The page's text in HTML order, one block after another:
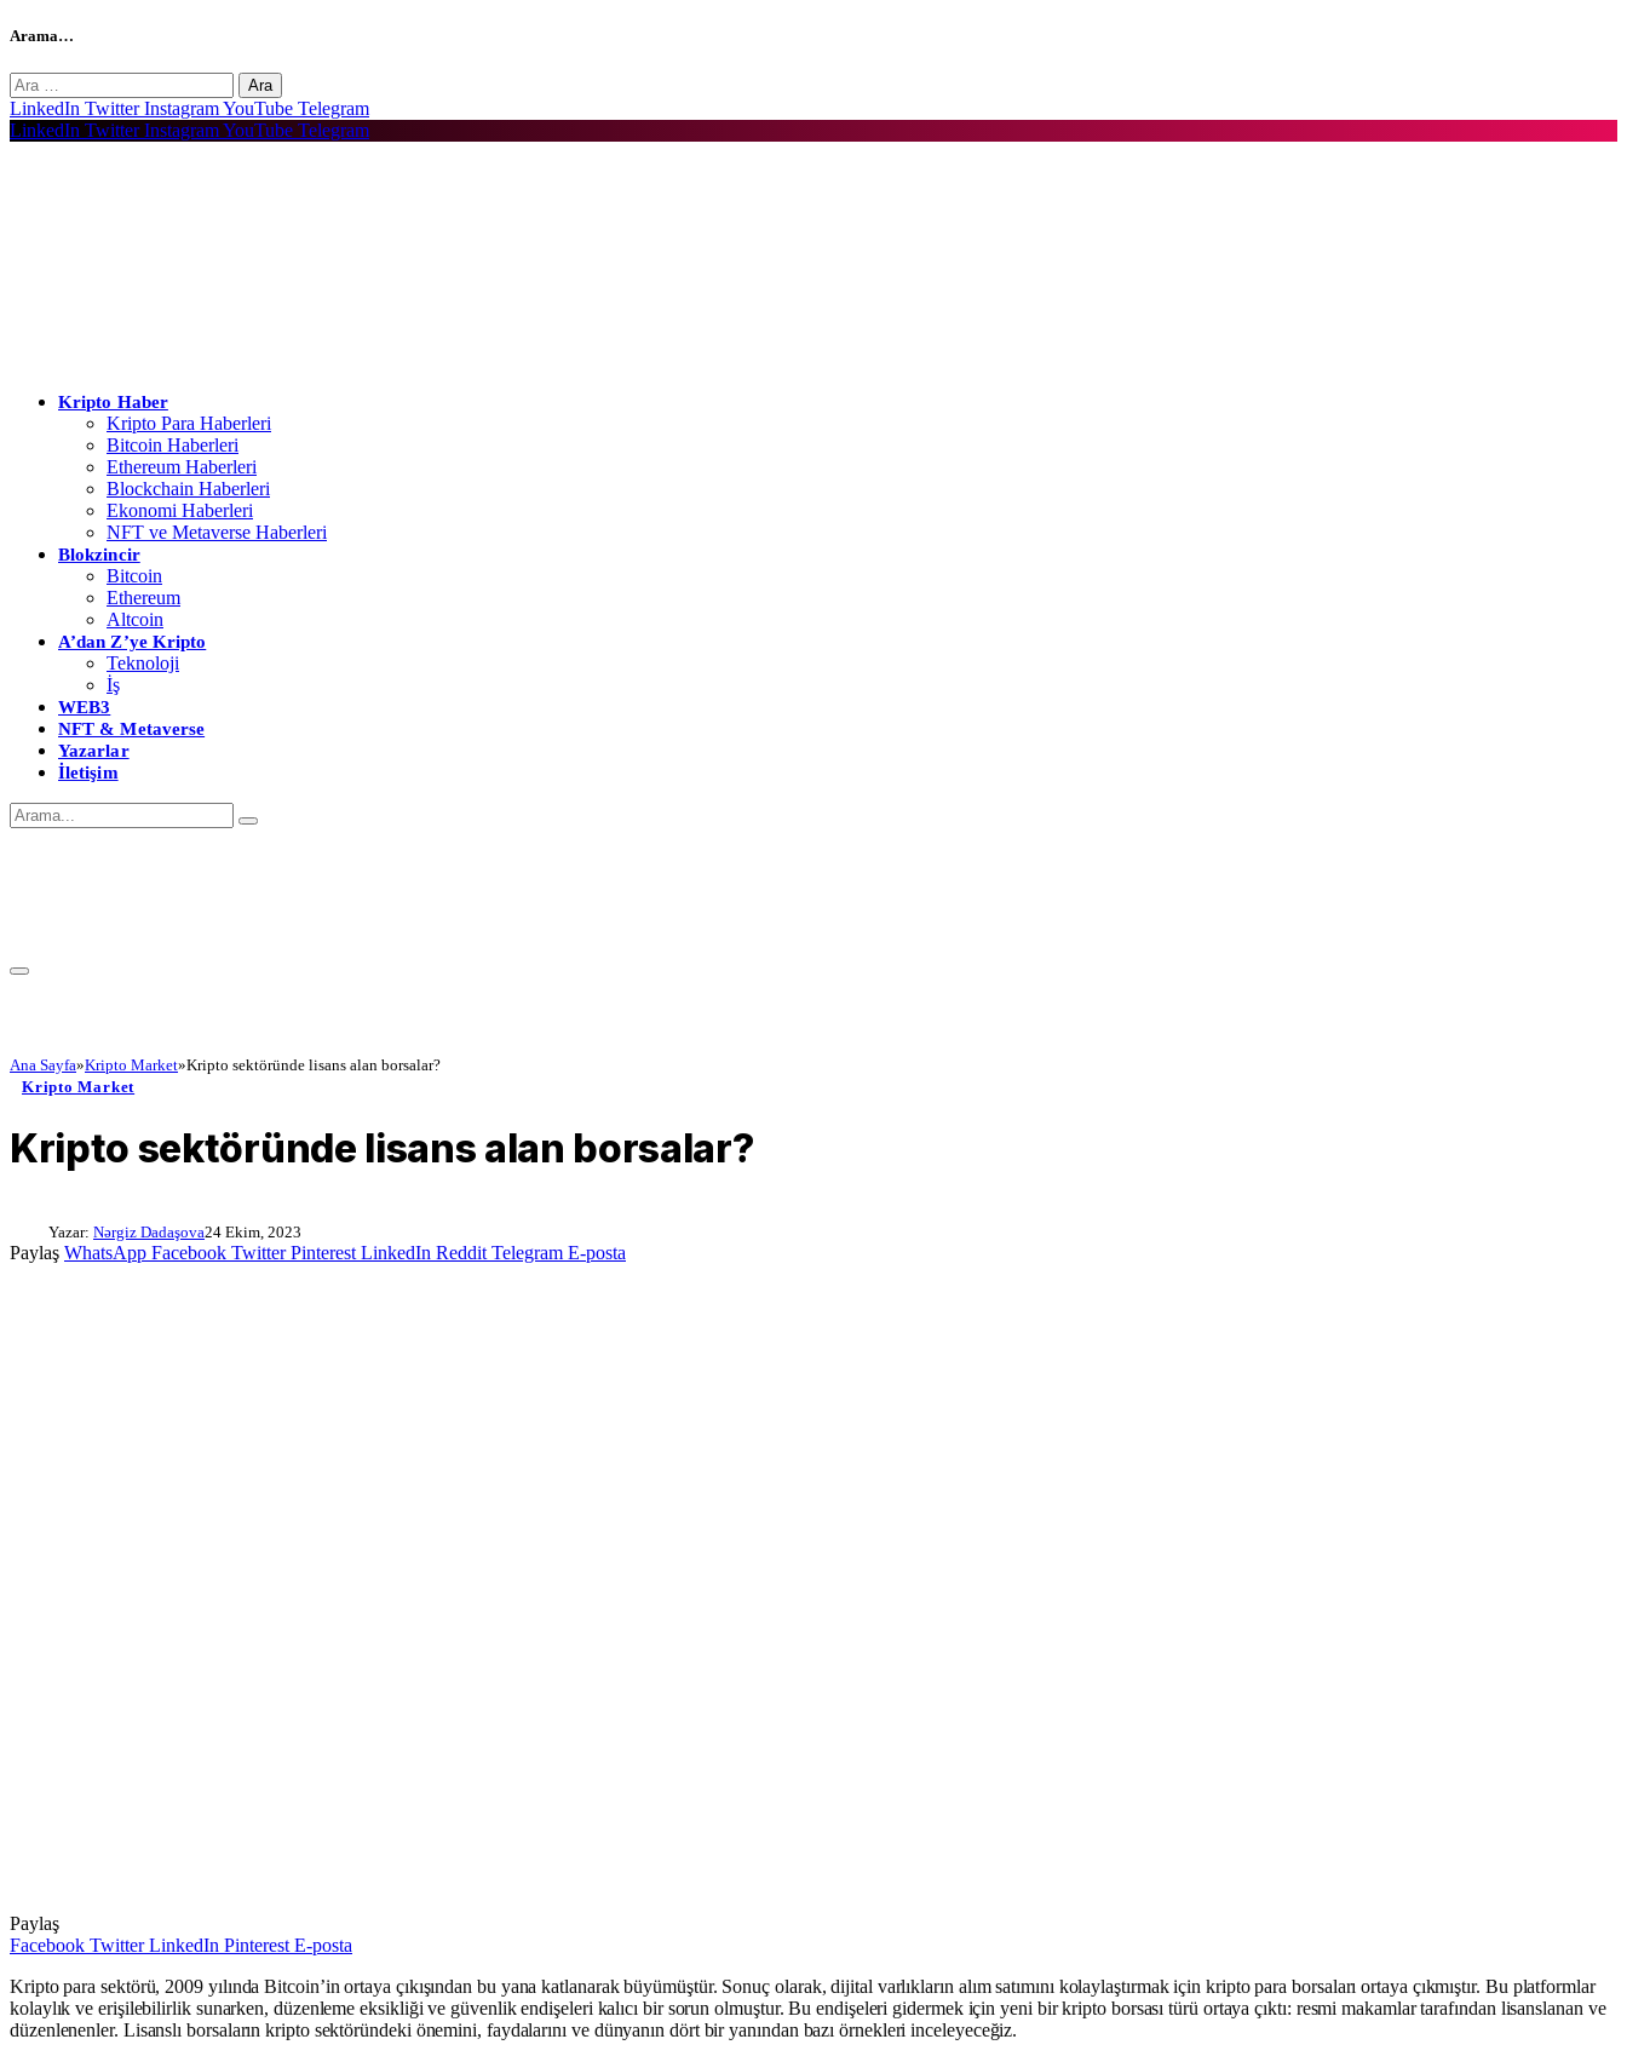
Arama…
Arama:
LinkedIn Twitter InstagramYouTube Telegram
LinkedIn Twitter InstagramYouTube Telegram
Kripto Haber
Kripto Para Haberleri
Bitcoin Haberleri
Ethereum Haberleri
Blockchain Haberleri
Ekonomi Haberleri
NFT ve Metaverse Haberleri
Blokzincir
Bitcoin
Ethereum
Altcoin
A’dan Z’ye Kripto
Teknoloji
İş
WEB3
NFT & Metaverse
Yazarlar
İletişim
Ana Sayfa»Kripto Market»Kripto sektöründe lisans alan borsalar?
Kripto Market
Kripto sektöründe lisans alan borsalar?
Yazar: Nərgiz Dadaşova24 Ekim, 2023
Paylaş WhatsApp Facebook Twitter Pinterest LinkedIn Reddit Telegram E-posta
Paylaş
Facebook Twitter LinkedIn Pinterest E-posta
Kripto para sektörü, 2009 yılında Bitcoin’in ortaya çıkışından bu yana katlanarak büyümüştür. Sonuç olarak, dijital varlıkların alım satımını kolaylaştırmak için kripto para borsaları ortaya çıkmıştır. Bu platformlar
kolaylık ve erişilebilirlik sunarken, düzenleme eksikliği ve güvenlik endişeleri kalıcı bir sorun olmuştur. Bu endişeleri gidermek için yeni bir kripto borsası türü ortaya çıktı: resmi makamlar tarafından lisanslanan ve
düzenlenenler. Lisanslı borsaların kripto sektöründeki önemini, faydalarını ve dünyanın dört bir yanından bazı örnekleri inceleyeceğiz.